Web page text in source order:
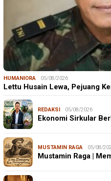
HUMANIORA 05/08/2026
Lettu Husain Lewa, Pejuang
REDAKSI 05/08/2026
Ekonomi Sirkular
MUSTAMIN RAGA 05/08/
Mustamin Raga |